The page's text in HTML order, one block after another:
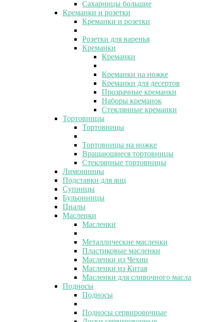
Сахарницы большие
Креманки и розетки
Креманки и розетки
Розетки для варенья
Креманки
Креманки
Креманки на ножке
Креманки для десертов
Прозрачные креманки
Наборы креманок
Стеклянные креманки
Тортовницы
Тортовницы
Тортовницы на ножке
Вращающиеся тортовницы
Стеклянные тортовницы
Лимонницы
Подставки для яиц
Супницы
Бульонницы
Пиалы
Масленки
Масленки
Металлические масленки
Пластиковые масленки
Масленки из Чехии
Масленки из Китая
Масленки для сливочного масла
Подносы
Подносы
Подносы сервировочные